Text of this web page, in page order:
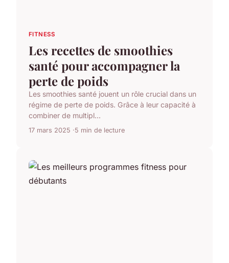
FITNESS
Les recettes de smoothies
santé pour accompagner la
perte de poids
Les smoothies santé jouent un rôle crucial dans un
régime de perte de poids. Grâce à leur capacité à
combiner de multipl...
17 mars 2025 5 min de lecture